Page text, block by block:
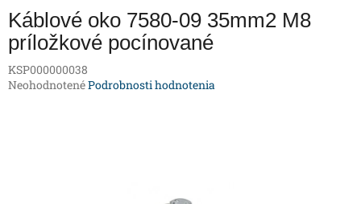
Káblové oko 7580-09 35mm2 M8
príložkové pocínované
KSP000000038
Priemerné
NeohodnotenéPodrobnosti hodnotenia